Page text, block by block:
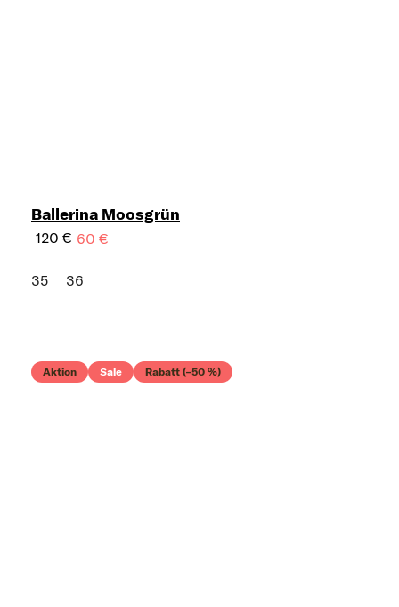
Ballerina Moosgrün
120 € 60 €
35 36
Aktion Sale Rabatt (–50 %)